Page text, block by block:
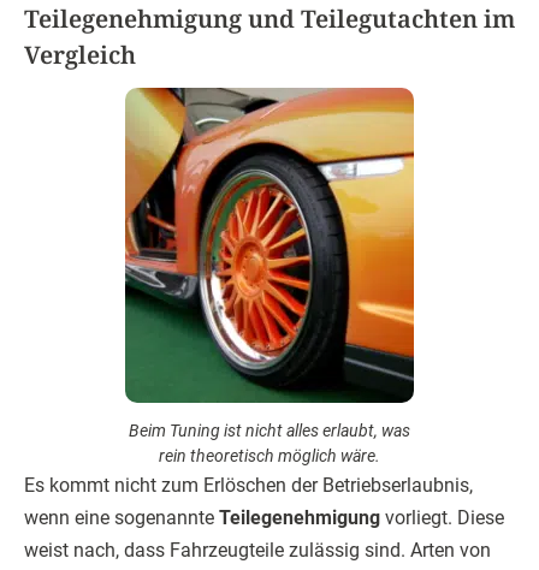
Teilegenehmigung und Teilegutachten im
Vergleich
Beim Tuning ist nicht alles erlaubt, was
rein theoretisch möglich wäre.
Es kommt nicht zum Erlöschen der Betriebserlaubnis,
wenn eine sogenannte Teilegenehmigung vorliegt. Diese
weist nach, dass Fahrzeugteile zulässig sind. Arten von